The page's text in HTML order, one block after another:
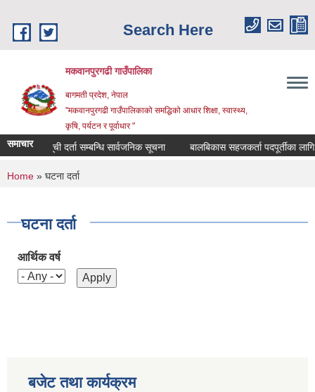
Search Here
मकवानपुरगढी गाउँपालिका
बागमती प्रदेश, नेपाल
"मकवानपुरगढी गाउँपालिकाको समद्धिको आधार शिक्षा, स्‍वास्‍थ्‍य,
कृषि, पर्यटन र पूर्वाधार "
समाचारसूची दर्ता सम्बन्धि सार्वजनिक सूचना बालबिकास सहजकर्ता पदपूर्तीका लागि
You are here
Home » घटना दर्ता
घटना दर्ता
आर्थिक वर्ष
बजेट तथा कार्यक्रम